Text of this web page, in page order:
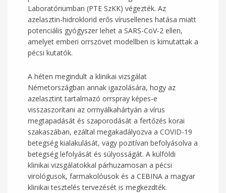
Laboratóriumban (PTE SzKK) végezték. Az
azelasztin-hidroklorid erős vírusellenes hatása miatt
potenciális gyógyszer lehet a SARS-CoV-2 ellen,
amelyet emberi orrszövet modellben is kimutattak a
pécsi kutatók.
A héten megindult a klinikai vizsgálat
Németországban annak igazolására, hogy az
azelasztint tartalmazó orrspray képes-e
visszaszorítani az orrnyálkahártyán a vírus
megtapadását és szaporodását a fertőzés korai
szakaszában, ezáltal megakadályozva a COVID-19
betegség kialakulását, vagy pozitívan befolyásolva a
betegség lefolyását és súlyosságát. A külföldi
klinikai vizsgálatokkal párhuzamosan a pécsi
virológusok, farmakolóusok és a CEBINA a magyar
klinikai tesztelés tervezését is megkezdték.